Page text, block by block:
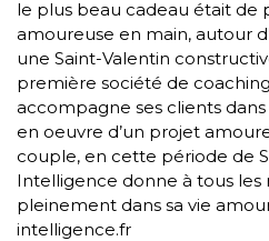
le plus beau cadeau était de
amoureuse en main, autour
une Saint-Valentin
première société de
accompagne ses clients
en oeuvre d’un projet
couple, en cette période de
Intelligence donne à tous les
pleinement dans sa vie
intelligence.fr